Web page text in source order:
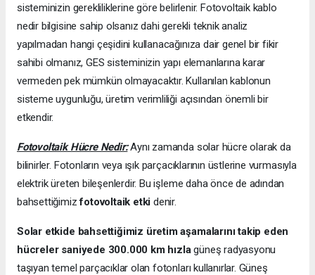
sisteminizin gerekliliklerine göre belirlenir. Fotovoltaik kablo
nedir bilgisine sahip olsanız dahi gerekli teknik analiz
yapılmadan hangi çeşidini kullanacağınıza dair genel bir fikir
sahibi olmanız, GES sisteminizin yapı elemanlarına karar
vermeden pek mümkün olmayacaktır. Kullanılan kablonun
sisteme uygunluğu, üretim verimliliği açısından önemli bir
etkendir.
Fotovoltaik Hücre Nedir:Aynı zamanda solar hücre olarak da
bilinirler. Fotonların veya ışık parçacıklarının üstlerine vurmasıyla
elektrik üreten bileşenlerdir. Bu işleme daha önce de adından
bahsettiğimizfotovoltaik etkidenir.
Solar etkide bahsettiğimiz üretim aşamalarını takip eden
hücreler saniyede 300.000 km hızlagüneş radyasyonu
taşıyan temel parçacıklar olan fotonları kullanırlar. Güneş